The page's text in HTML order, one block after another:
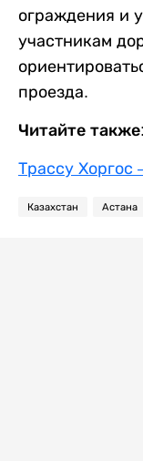
ограждения и
участникам
проезда.
Читайте также:
Трассу Хоргос
Казахстан Астана